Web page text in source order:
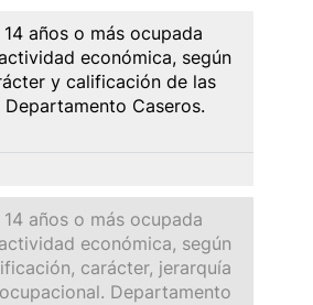
años o más ocupada
económica, según
y calificación de las
Caseros.
años o más ocupada
económica, según
carácter, jerarquía
Departamento